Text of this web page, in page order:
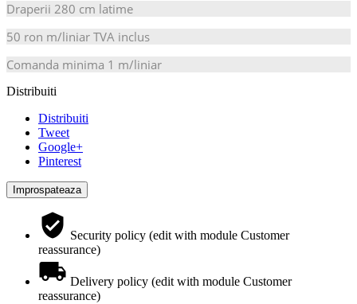
Draperii 280 cm latime
50 ron m/liniar TVA inclus
Comanda minima 1 m/liniar
Distribuiti
Distribuiti
Tweet
Google+
Pinterest
Security policy (edit with module Customer
reassurance)
Delivery policy (edit with module Customer
reassurance)